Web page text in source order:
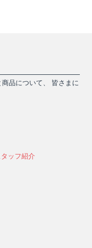
品について、 皆さまに
ッフ紹介